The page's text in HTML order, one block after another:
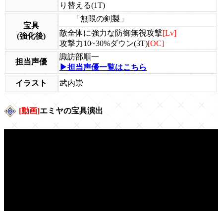
り替える(1T)
宝具
(強化後)
「無限の剣製」
敵全体に強力な防御無視攻撃[Lv]
攻撃力10~30%ダウン(3T)[OC]
担当声優
諏訪部順一
▶担当声優一覧はこちら
イラスト
武内崇
[動画]エミヤの宝具演出